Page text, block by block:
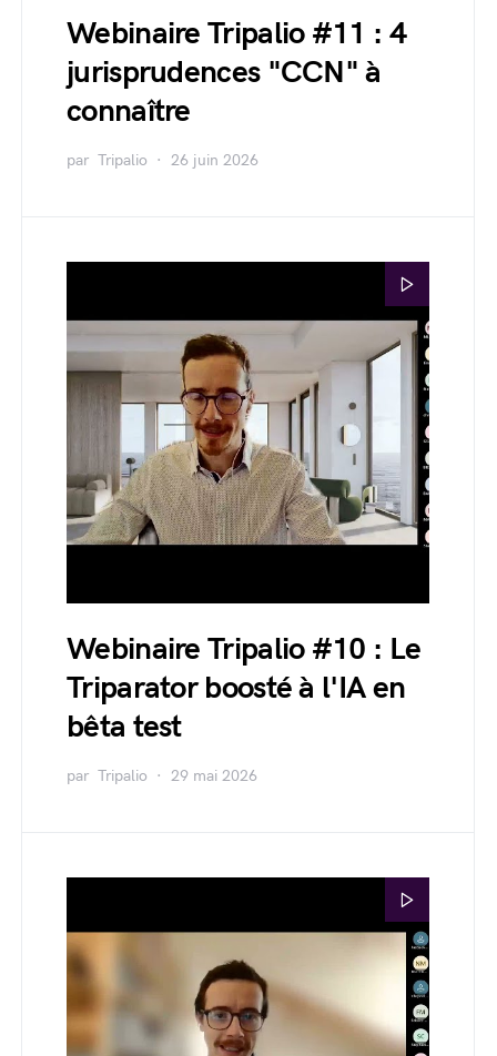
Webinaire Tripalio #11 : 4
jurisprudences "CCN" à
connaître
par Tripalio 26 juin 2026
Webinaire Tripalio #10 : Le
Triparator boosté à l'IA en
bêta test
par Tripalio 29 mai 2026